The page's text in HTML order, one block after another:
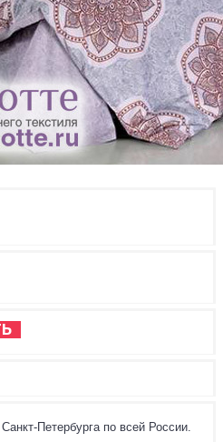
Петербурга по всей России.